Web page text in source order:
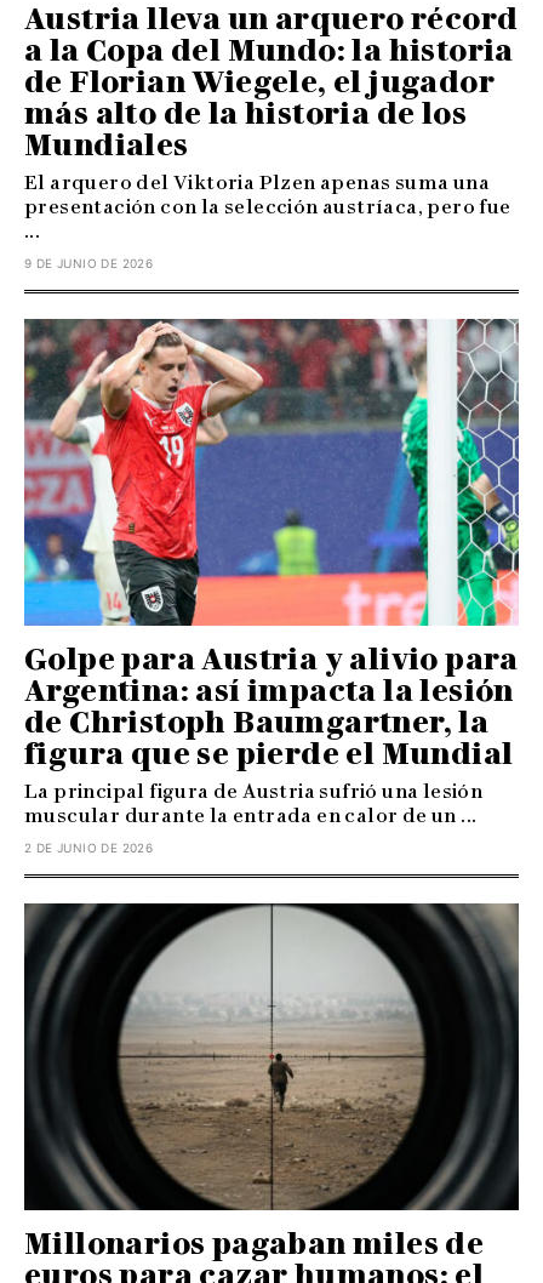
Austria lleva un arquero récord
a la Copa del Mundo: la historia
de Florian Wiegele, el jugador
más alto de la historia de los
Mundiales
El arquero del Viktoria Plzen apenas suma una
presentación con la selección austríaca, pero fue
...
9 DE JUNIO DE 2026
Golpe para Austria y alivio para
Argentina: así impacta la lesión
de Christoph Baumgartner, la
figura que se pierde el Mundial
La principal figura de Austria sufrió una lesión
muscular durante la entrada en calor de un ...
2 DE JUNIO DE 2026
Millonarios pagaban miles de
euros para cazar humanos: el